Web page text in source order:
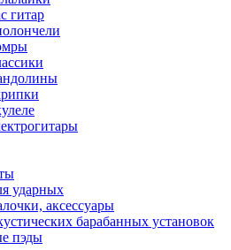
гитар
ударных
аксессуары
барабанных установок
пэды